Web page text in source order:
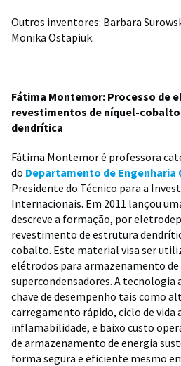
Outros inventores: Barbara
Monika Ostapiuk.
Fátima Montemor: Processo de
revestimentos de níquel-
dendrítica
Fátima Montemor é professora
do Departamento de Engenharia
Presidente do Técnico para a
Internacionais. Em 2011 lançou
descreve a formação, por
revestimento de estrutura
cobalto. Este material visa ser
elétrodos para armazenamento de
supercondensadores. A
chave de desempenho tais como
carregamento rápido, ciclo de vida
inflamabilidade, e baixo custo
de armazenamento de energia
forma segura e eficiente mesmo